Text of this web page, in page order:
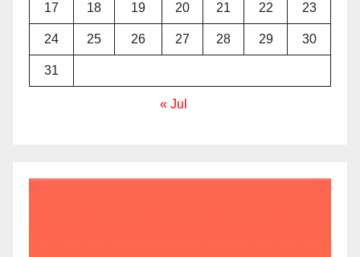
17 18 19 20 21 22 23
24 25 26 27 28 29 30
31
« Jul